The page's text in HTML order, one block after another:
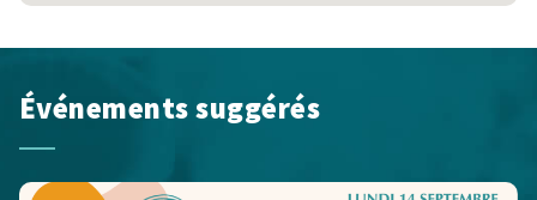
Événements suggérés